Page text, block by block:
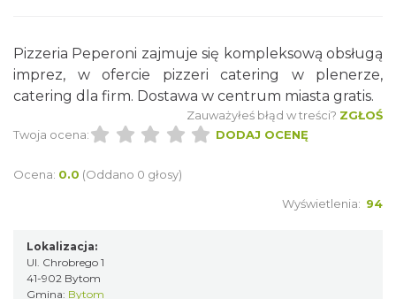
Pizzeria Peperoni zajmuje się kompleksową obsługą
imprez, w ofercie pizzeri catering w plenerze,
catering dla firm. Dostawa w centrum miasta gratis.
Zauważyłeś błąd w treści? ZGŁOŚ
Twoja ocena:
DODAJ OCENĘ
Ocena: 0.0 (Oddano 0 głosy)
Wyświetlenia: 94
Lokalizacja:
Ul. Chrobrego 1
41-902 Bytom
Gmina: Bytom